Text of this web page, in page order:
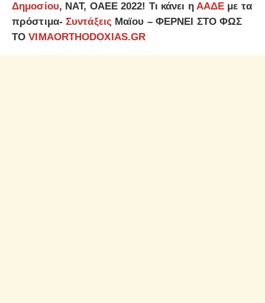
Δημοσίου, ΝΑΤ, ΟΑΕΕ 2022! Τι κάνει η ΑΑΔΕ με τα
πρόστιμα- Συντάξεις Μαϊου – ΦΕΡΝΕΙ ΣΤΟ ΦΩΣ
ΤΟVIMAORTHODOXIAS.GR